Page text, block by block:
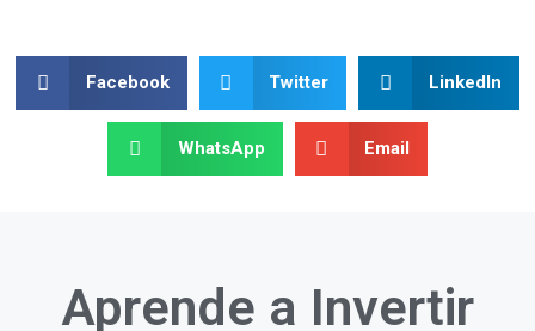
Facebook Twitter LinkedIn
WhatsApp Email
Aprende a Invertir